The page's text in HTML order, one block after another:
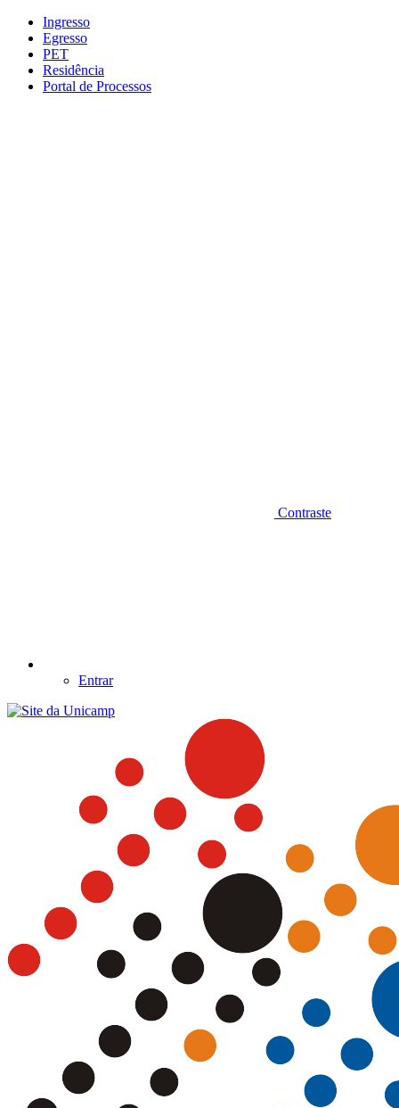
Conteúdo principal
Ingresso
Egresso
PET
Residência
Portal de Processos
Contraste
Entrar